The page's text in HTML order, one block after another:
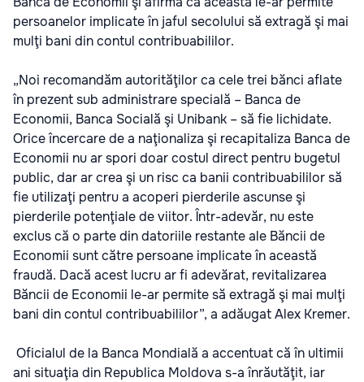
persoanelor implicate în jaful secolului să extragă şi mai
mulţi bani din contul contribuabililor.
„Noi recomandăm autorităţilor ca cele trei bănci aflate
în prezent sub administrare specială – Banca de
Economii, Banca Socială şi Unibank – să fie lichidate.
Orice încercare de a naţionaliza şi recapitaliza Banca de
Economii nu ar spori doar costul direct pentru bugetul
public, dar ar crea şi un risc ca banii contribuabililor să
fie utilizaţi pentru a acoperi pierderile ascunse şi
pierderile potenţiale de viitor. Într-adevăr, nu este
exclus că o parte din datoriile restante ale Băncii de
Economii sunt către persoane implicate în această
fraudă. Dacă acest lucru ar fi adevărat, revitalizarea
Băncii de Economii le-ar permite să extragă şi mai mulţi
bani din contul contribuabililor”, a adăugat Alex Kremer.
Oficialul de la Banca Mondială a accentuat că în ultimii
ani situaţia din Republica Moldova s-a înrăutăţit, iar